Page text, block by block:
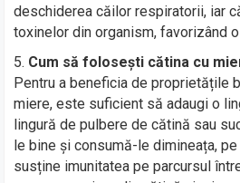
deschiderea căilor respiratorii, iar
toxinelor din organism, favorizând
Cum să folosești cătina cu
Pentru a beneficia de proprietățile
miere, este suficient să adaugi o
lingură de pulbere de cătină sau
le bine și consumă-le dimineața,
susține imunitatea pe parcursul